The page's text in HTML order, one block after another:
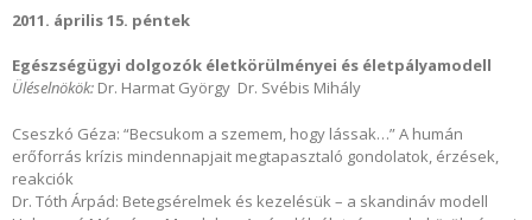
2011. április 15. péntek
Egészségügyi dolgozók életkörülményei és életpályamodell
Üléselnökök: Dr. Harmat György Dr. Svébis Mihály
Cseszkó Géza: “Becsukom a szemem, hogy lássak…” A humán
erőforrás krízis mindennapjait megtapasztaló gondolatok, érzések,
reakciók
Dr. Tóth Árpád: Betegsérelmek és kezelésük – a skandináv modell